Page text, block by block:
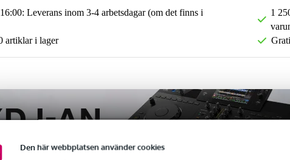
Den här webbplatsen använder cookies
Leverans inom 3-4 arbetsdagar (om det finns i
artiklar i lager
1